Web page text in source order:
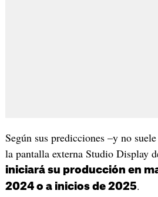
Según sus predicciones –y no
la pantalla externa Studio Display
iniciará su producción en
2024 o a inicios de 2025.